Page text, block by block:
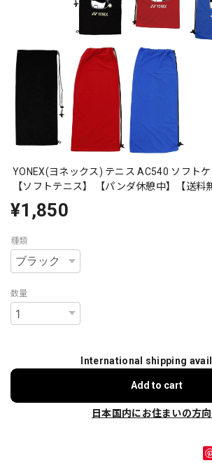
YONEX(ヨネックス) テニス AC540 ソフト
【ソフトテニス】 【パンダ休憩中】【送料
¥1,850
種類
数量
International shipping
Add to cart
日本国内にお住まいの方